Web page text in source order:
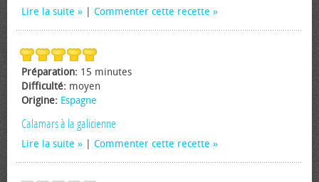
Lire la suite Commenter cette recette
Préparation: 15 minutes
Difficulté: moyen
Origine: Espagne
Calamars à la galicienne
Lire la suite Commenter cette recette